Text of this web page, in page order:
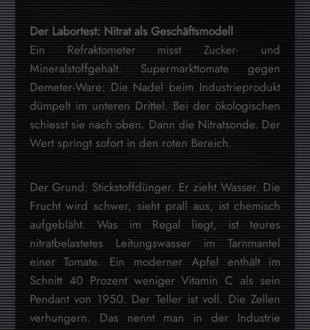
Der Labortest: Nitrat als Geschäftsmodell
Ein Refraktometer misst Zucker- und
Mineralstoffgehalt. Supermarkttomate gegen
Demeter-Ware: Die Nadel beim Industrieprodukt
dümpelt im unteren Drittel. Bei der ökologischen
schiesst sie nach oben. Dann die Nitratsonde. Der
Wert springt sofort in den roten Bereich.
Der Grund: Stickstoffdünger. Er zieht Wasser. Die
Frucht wird schwer, sieht prall aus, ist chemisch
aufgebläht. Was im Regal liegt, ist teures
nitratbelastetes Leitungswasser im Tarnmantel
einer Tomate. Ein moderner Apfel enthält im
Schnitt 40 Prozent weniger Vitamin C als sein
Pendant von 1950. Der Teller ist voll. Die Zellen
verhungern. Das nennt man in der Industrie